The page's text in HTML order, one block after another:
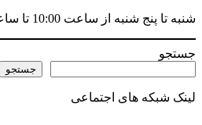
شنبه تا پنج شنبه از ساعت 10:00 تا ساعت 16:00
جستجو
جستجو
لینک شبکه های اجتماعی